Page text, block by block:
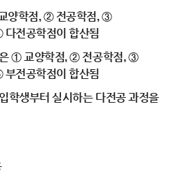
양학점, ② 전공학점, ③
전공학점이 합산됨
① 교양학점, ② 전공학점, ③
전공학점이 합산됨
학생부터 실시하는 다전공 과정을